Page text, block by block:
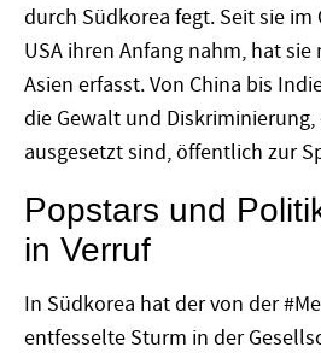
durch Südkorea fegt. Seit sie im
USA ihren Anfang nahm, hat
Asien erfasst. Von China bis
die Gewalt und
ausgesetzt sind, öffentlich zur
Popstars und
in Verruf
In Südkorea hat der von der
entfesselte Sturm in der